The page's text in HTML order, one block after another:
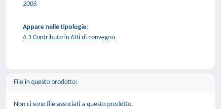
2006
Appare nelle tipologie:
4.1 Contributo in Atti di convegno
File in questo prodotto:
Non ci sono file associati a questo prodotto.